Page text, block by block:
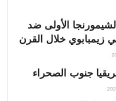
الأولى ضد
زيمبابوي خلال القرن
جنوب الصحراء